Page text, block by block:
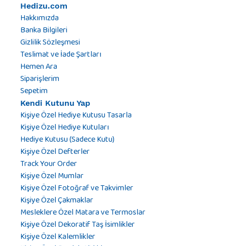
Hedizu.com
Hakkımızda
Banka Bilgileri
Gizlilik Sözleşmesi
Teslimat ve İade Şartları
Hemen Ara
Siparişlerim
Sepetim
Kendi Kutunu Yap
Kişiye Özel Hediye Kutusu Tasarla
Kişiye Özel Hediye Kutuları
Hediye Kutusu (Sadece Kutu)
Kişiye Özel Defterler
Track Your Order
Kişiye Özel Mumlar
Kişiye Özel Fotoğraf ve Takvimler
Kişiye Özel Çakmaklar
Mesleklere Özel Matara ve Termoslar
Kişiye Özel Dekoratif Taş İsimlikler
Kişiye Özel Kalemlikler